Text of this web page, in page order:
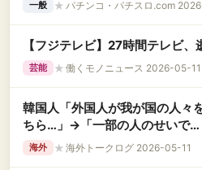
一般 ★ パチンコ・パチスロ.com
【フジテレビ】27時間テレビ、
芸能 ★ 働くモノニュース 2026-05-11
韓国人「外国人が我が国の人々
ちら…」→「一部の人のせいで…
海外 ★ 海外トークログ 2026-05-11